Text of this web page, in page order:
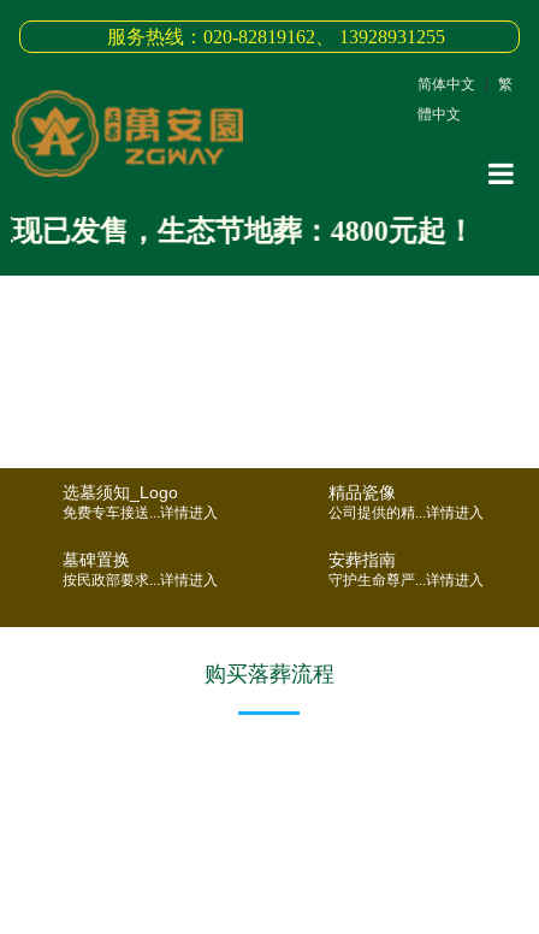
服务热线：020-82819162、 13928931255
简体中文
繁
體中文
已发售，生态节地葬：4800元起！
选墓须知_Logo
免费专车接送...详情进入
精品瓷像
公司提供的精...详情进入
墓碑置换
按民政部要求...详情进入
安葬指南
守护生命尊严...详情进入
购买落葬流程